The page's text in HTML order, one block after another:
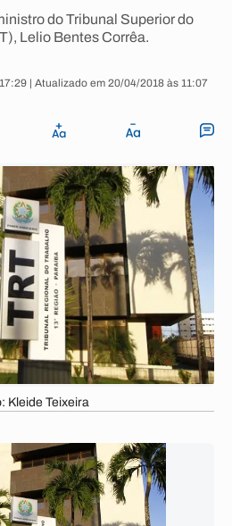
do Tribunal Superior do
Lelio Bentes Corrêa.
| Atualizado em 20/04/2018 às 11:07
Kleide Teixeira